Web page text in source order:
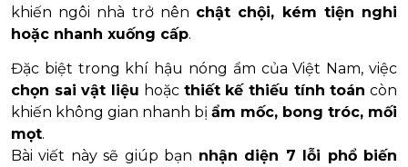
khiến ngôi nhà trở nên chật chội, kém tiện nghi
hoặc nhanh xuống cấp.
Đặc biệt trong khí hậu nóng ẩm của Việt Nam, việc
chọn sai vật liệu hoặc thiết kế thiếu tính toán còn
khiến không gian nhanh bị ẩm mốc, bong tróc, mối
mọt.
Bài viết này sẽ giúp bạn nhận diện 7 lỗi phổ biến